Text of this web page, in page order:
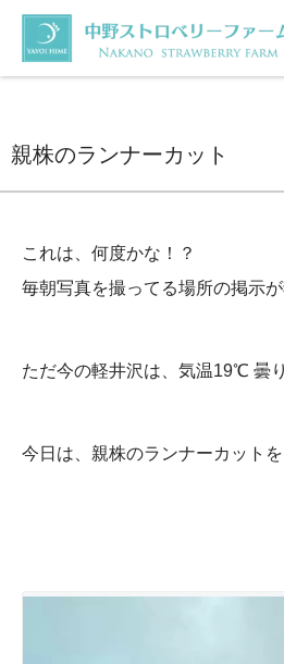
ホーム 軽井沢 親株の
親株のランナーカット
これは、何度かな！？
毎朝写真を撮ってる場所の掲示が
ただ今の軽井沢は、気温19℃ 曇り
今日は、親株のランナーカットを